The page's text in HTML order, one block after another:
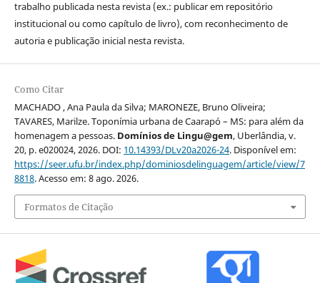
trabalho publicada nesta revista (ex.: publicar em repositório
institucional ou como capítulo de livro), com reconhecimento de
autoria e publicação inicial nesta revista.
Como Citar
MACHADO , Ana Paula da Silva; MARONEZE, Bruno Oliveira;
TAVARES, Marilze. Toponímia urbana de Caarapó – MS: para além da
homenagem a pessoas. Domínios de Lingu@gem, Uberlândia, v.
20, p. e020024, 2026. DOI: 10.14393/DLv20a2026-24. Disponível em:
https://seer.ufu.br/index.php/dominiosdelinguagem/article/view/7
8818. Acesso em: 8 ago. 2026.
Formatos de Citação